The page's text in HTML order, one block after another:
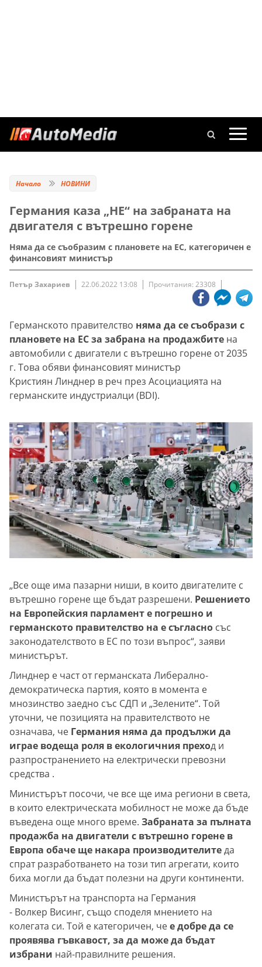
Начало НОВИНИ
Германия каза „НЕ“ на забраната на
двигателя с вътрешно горене
Няма да се съобразим с плановете на ЕС, категоричен е
финансовият министър
Петър Захариев 22.06.2022 13:08 Прочитания: 23308
Германското правителство няма да се съобрази с
плановете на ЕС за забрана на продажбите на
автомобили с двигатели с вътрешно горене от 2035
г. Това обяви финансовият министър
Кристиян Линднер в реч през Асоциацията на
германските индустриалци (BDI).
„Все още има пазарни ниши, в които двигателите с
вътрешно горене ще бъдат разрешени. Решението
на Европейския парламент е погрешно и
германското правителство на е съгласно със
законодателството в ЕС по този въпрос“, заяви
министърът.
Линднер е част от германската Либерално-
демократическа партия, която в момента е
мнозинство заедно със СДП и „Зелените“. Той
уточни, че позицията на правителството не
означава, че Германия няма да продължи да
играе водеща роля в екологичния преход и
разпространението на електрически превозни
средства .
Министърът посочи, че все ще има региони в света,
в които електрическата мобилност не може да бъде
въведена още много време. Забраната за пълната
продажба на двигатели с вътрешно горене в
Европа обаче ще накара производителитеда
спрат разработването на този тип агрегати, които
биха могли да бъдат полезни на други континенти.
Министърът на транспорта на Германия
- Волкер Висинг, също споделя мнението на
колегата си. Той е категоричен, чее добре да се
проявява гъвкавост, за да може да бъдат
избрани най-правилните решения.